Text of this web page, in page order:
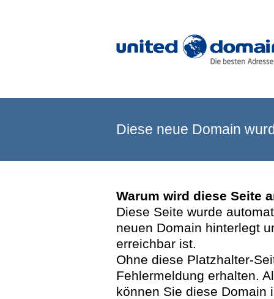
Diese neue Domain
Warum wird diese Seite
Diese Seite wurde
neuen Domain hinterlegt
erreichbar ist.
Ohne diese Platzhalter-
Fehlermeldung erhalten.
können Sie diese Domain